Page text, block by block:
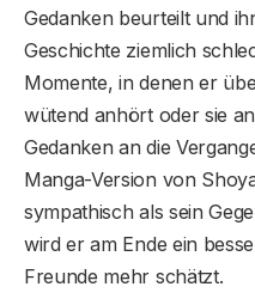
Gedanken beurteilt und
Geschichte ziemlich
Momente, in denen er
wütend anhört oder sie
Gedanken an die
Manga-Version von
sympathisch als sein
wird er am Ende ein
Freunde mehr schätzt.